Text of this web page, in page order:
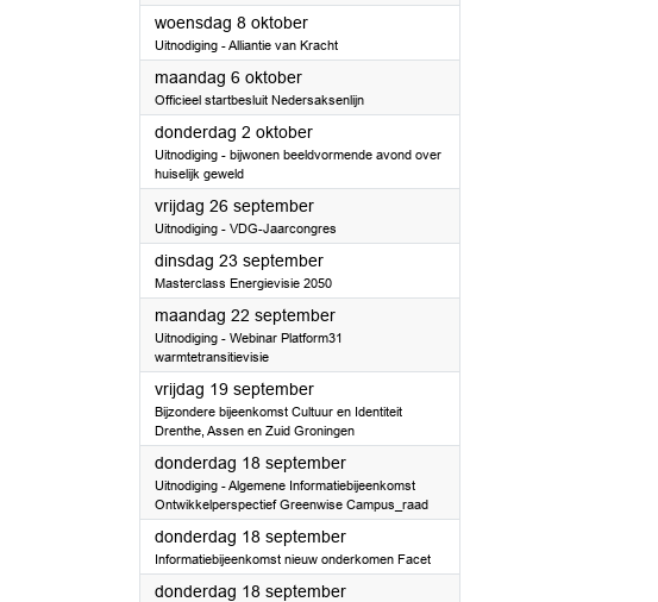
woensdag 8 oktober2025
Uitnodiging - Alliantie van Kracht
maandag 6 oktober2025
Officieel startbesluit Nedersaksenlijn
donderdag 2 oktober2025
Uitnodiging - bijwonen beeldvormende avond over
huiselijk geweld
vrijdag 26 september2025
Uitnodiging - VDG-Jaarcongres
dinsdag 23 september2025
Masterclass Energievisie 2050
maandag 22 september2025
Uitnodiging - Webinar Platform31
warmtetransitievisie
vrijdag 19 september2025
Bijzondere bijeenkomst Cultuur en Identiteit
Drenthe, Assen en Zuid Groningen
donderdag 18 september2025
Uitnodiging - Algemene Informatiebijeenkomst
Ontwikkelperspectief Greenwise Campus_raad
donderdag 18 september2025
Informatiebijeenkomst nieuw onderkomen Facet
donderdag 18 september2025